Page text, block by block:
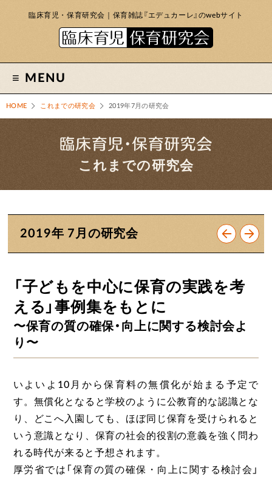
臨床育児・保育研究会｜保育雑誌『エデュカーレ』のwebサイト
MENU
HOME これまでの研究会 2019年7月の研究会
これまでの研究会
2019年 7月の研究会
「子どもを中心に保育の実践を考
える」事例集をもとに
〜保育の質の確保・向上に関する検討会よ
り〜
いよいよ10月から保育料の無償化が始まる予定で
す。無償化となると学校のように公教育的な認識とな
り、どこへ入園しても、ほぼ同じ保育を受けられると
いう意識となり、保育の社会的役割の意義を強く問わ
れる時代が来ると予想されます。
厚労省では「保育の質の確保・向上に関する検討会」